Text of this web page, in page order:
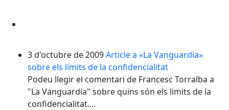
3 d'octubre de 2009Article a «La Vanguardia»
sobre els límits de la confidencialitat
Podeu llegir el comentari de Francesc Torralba a
"La Vanguardia" sobre quins són els limits de la
confidencialitat....